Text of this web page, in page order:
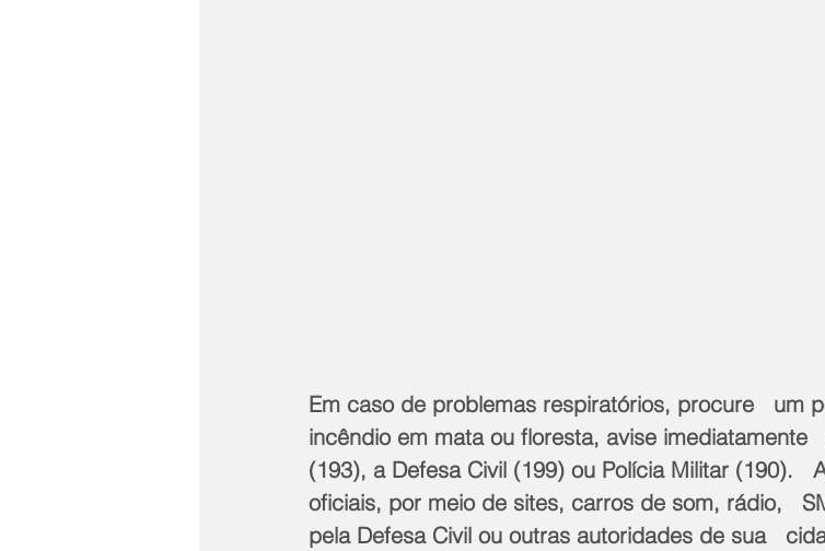
Em caso de problemas respiratórios, procure   um
incêndio em mata ou floresta, avise imediatamente
(193), a Defesa Civil (199) ou Polícia Militar (190).
oficiais, por meio de sites, carros de som, rádio,
pela Defesa Civil ou outras autoridades de sua